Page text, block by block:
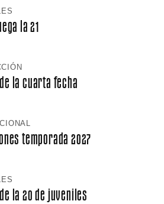
la 21
la cuarta fecha
temporada 2027
la 20 de juveniles